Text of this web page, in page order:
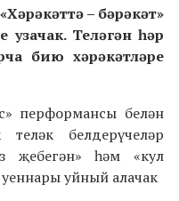
– бәрәкәт»
Теләгән һәр
бию хәрәкәтләре
перформансы белән
белдерүчеләр
җебегән» һәм «кул
уйный алачак